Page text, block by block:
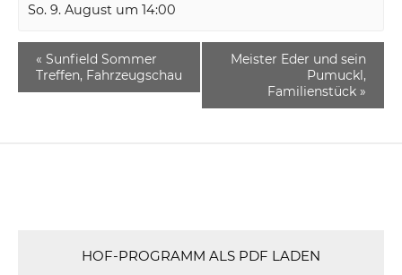
So. 9. August um 14:00
« Sunfield Sommer
Treffen, Fahrzeugschau
Meister Eder und sein
Pumuckl,
Familienstück »
HOF-PROGRAMM ALS PDF LADEN